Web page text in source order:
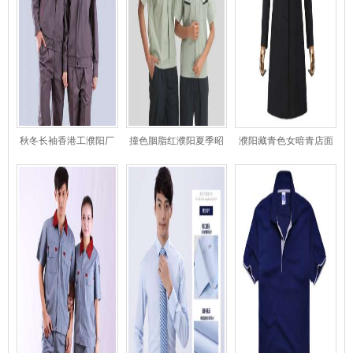
秋冬长袖香港工濮阳厂
撞色胭脂红濮阳夏季昭
濮阳藏青色女暗青店面